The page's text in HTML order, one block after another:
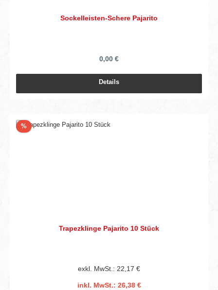
Sockelleisten-Schere Pajarito
0,00 €
Details
%Rabatt
Trapezklinge Pajarito 10 Stück
exkl. MwSt.: 22,17 €
inkl. MwSt.: 26,38 €